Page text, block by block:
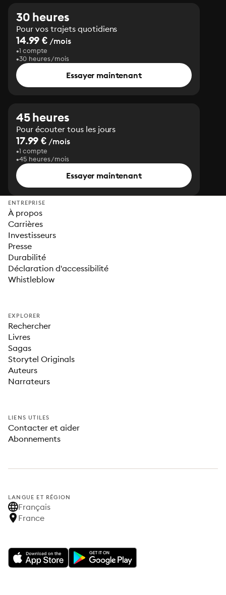
30 heures
Pour vos trajets quotidiens
14.99 € /mois
1 compte
30 heures/mois
Essayer maintenant
45 heures
Pour écouter tous les jours
17.99 € /mois
1 compte
45 heures/mois
Essayer maintenant
ENTREPRISE
À propos
Carrières
Investisseurs
Presse
Durabilité
Déclaration d'accessibilité
Whistleblow
EXPLORER
Rechercher
Livres
Sagas
Storytel Originals
Auteurs
Narrateurs
LIENS UTILES
Contacter et aider
Abonnements
LANGUE ET RÉGION
Français
France